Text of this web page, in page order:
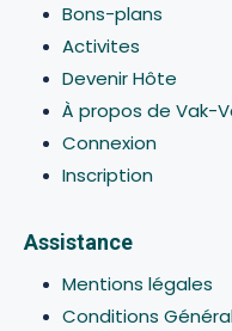
Bons-plans
Activites
Devenir Hôte
À propos de Vak-
Connexion
Inscription
Assistance
Mentions légales
Conditions